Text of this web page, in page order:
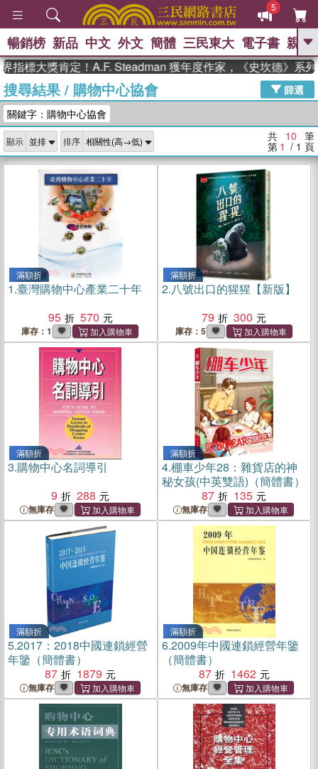
5
GO
熱搜： 高希均教授回憶錄
、 The Odyssey 、 父親節 、 如果歷
獎 臺灣漫遊錄 、 方念華 、 台灣的李
登輝時代
數學女孩：黎曼猜想 、
偉大的迷走神經
暢銷榜 新品 中文 外文 簡體 三民東大 電子書 親子
標大獎肯定！A.F. Steadman 獲年度作家，《史坎德》系列
搜尋結果/ 購物中心協會
篩選
關鍵字：購物中心協會
顯示 排序 共 10 筆
第 1 / 1 頁
滿額折
1.臺灣購物中心產業二十年
95
570
庫存：1
滿額折
2.八號出口的猩猩【新版】
79
300
庫存：5
滿額折
3.購物中心名詞導引
9
288
無庫存
滿額折
4.棚車少年28：雜貨店的神
秘女孩(中英雙語)（簡體書）
87
135
無庫存
滿額折
5.2017：2018中國連鎖經營
年鑒（簡體書）
87
1879
無庫存
滿額折
6.2009年中國連鎖經營年鑒
（簡體書）
87
1462
無庫存